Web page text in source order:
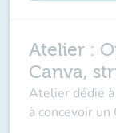
Atelier :
Canva,
Atelier dédié
à concevoir un